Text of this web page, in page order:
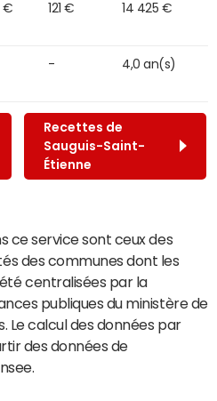
€ 121 € 14 425 €
- 4,0 an(s)
Recettes de
Sauguis-Saint-
Étienne
ce service sont ceux des
des communes dont les
centralisées par la
publiques du ministère de
Le calcul des données par
des données de